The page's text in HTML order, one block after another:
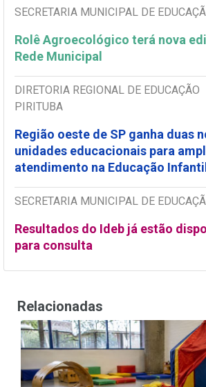
SECRETARIA MUNICIPAL DE
Rolê Agroecológico terá nova
Rede Municipal
DIRETORIA REGIONAL DE EDUCAÇÃO
PIRITUBA
Região oeste de SP ganha duas
unidades educacionais para
atendimento na Educação
SECRETARIA MUNICIPAL DE
Resultados do Ideb já estão
para consulta
Relacionadas